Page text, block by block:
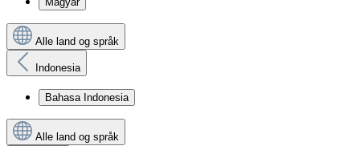
Alle land og språk
Indonesia
Bahasa Indonesia
Alle land og språk